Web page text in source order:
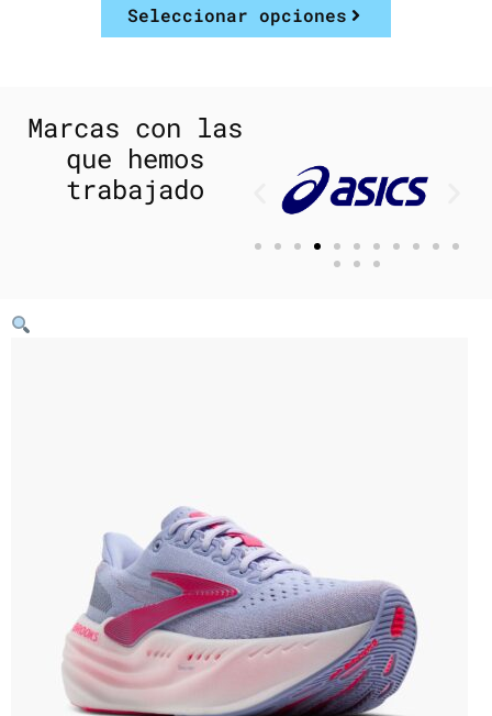
Seleccionar opciones
Marcas con las
que hemos
trabajado